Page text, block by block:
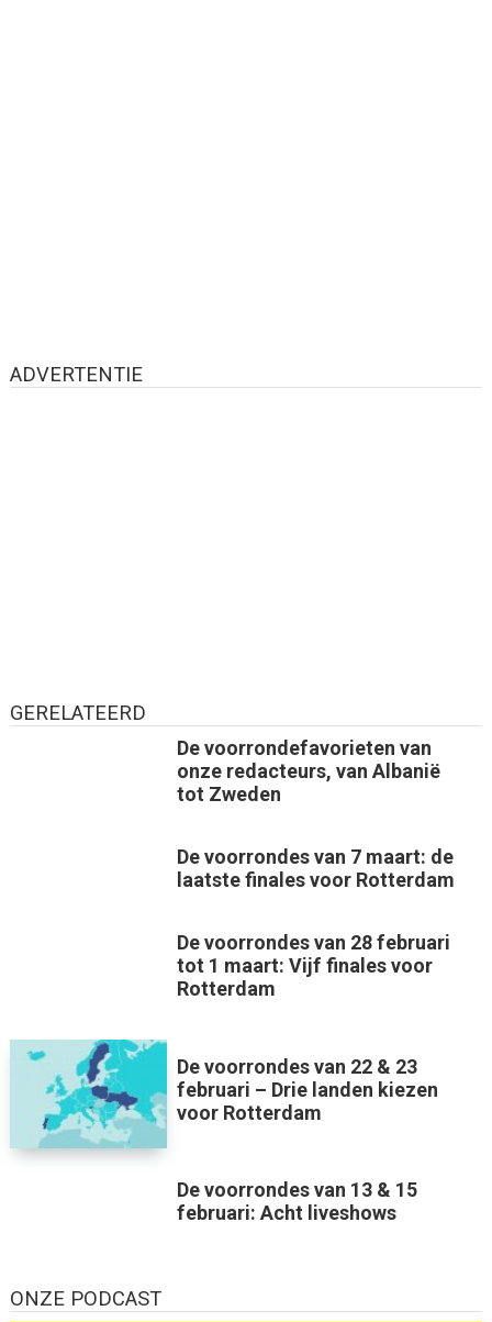
ADVERTENTIE
GERELATEERD
De voorrondefavorieten van
onze redacteurs, van Albanië
tot Zweden
De voorrondes van 7 maart: de
laatste finales voor Rotterdam
De voorrondes van 28 februari
tot 1 maart: Vijf finales voor
Rotterdam
De voorrondes van 22 & 23
februari – Drie landen kiezen
voor Rotterdam
De voorrondes van 13 & 15
februari: Acht liveshows
ONZE PODCAST